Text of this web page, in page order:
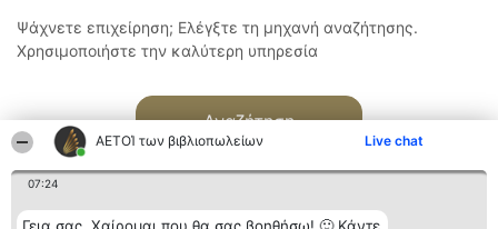
ΑΕΤΟΊ των βιβλιοπωλείων Live chat
07:24
Ψάχνετε επιχείρηση; Ελέγξτε τη μηχανή αναζήτησης.
Χρησιμοποιήστε την καλύτερη υπηρεσία
Αναζήτηση